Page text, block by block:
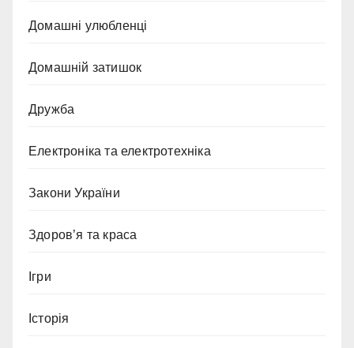
Домашні улюбленці
Домашній затишок
Дружба
Електроніка та електротехніка
Закони України
Здоров’я та краса
Ігри
Історія